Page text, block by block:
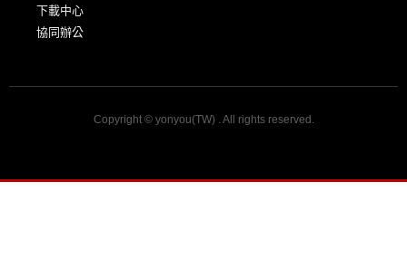
下載中心
協同辦公
Copyright © yonyou(TW) . All rights reserved.